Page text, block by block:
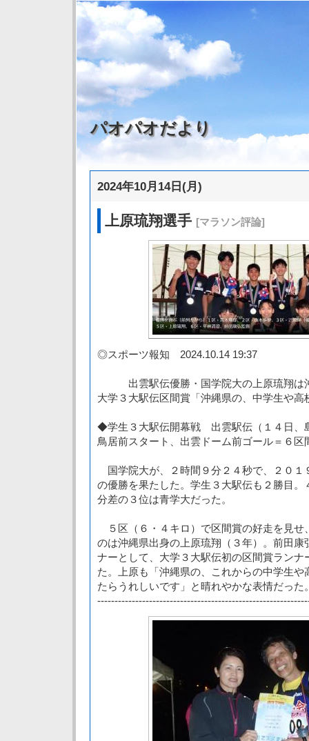
パオパオだより
2024年10月14日(月)
上原琉翔選手 [マラソン評論]
◎スポーツ報知 2024.10.14 19:37
出雲駅伝優勝・国学院大の上原琉翔は
大学３大駅伝区間賞「沖縄県の、中学生や高
◆学生３大駅伝開幕戦 出雲駅伝（１４日、
鳥居前スタート、出雲ドーム前ゴール＝６区
国学院大が、２時間９分２４秒で、２０１
の優勝を果たした。学生３大駅伝も２勝目。
分差の３位は青学大だった。
５区（６・４キロ）で区間賞の好走を見せ
のは沖縄県出身の上原琉翔（３年）。前田康
ナーとして、大学３大駅伝初の区間賞ランナ
た。上原も「沖縄県の、これからの中学生
たらうれしいです」と晴れやかな表情だった